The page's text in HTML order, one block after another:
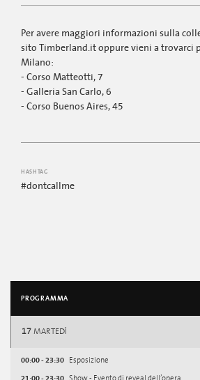
Per avere maggiori informazioni sulla
sito Timberland.it oppure vieni a trovarci
Milano:
- Corso Matteotti, 7
- Galleria San Carlo, 6
- Corso Buenos Aires, 45
HASHTAG
#dontcallme
PROGRAMMA
17 MARTEDÌ
00:00 - 23:30 Esposizione